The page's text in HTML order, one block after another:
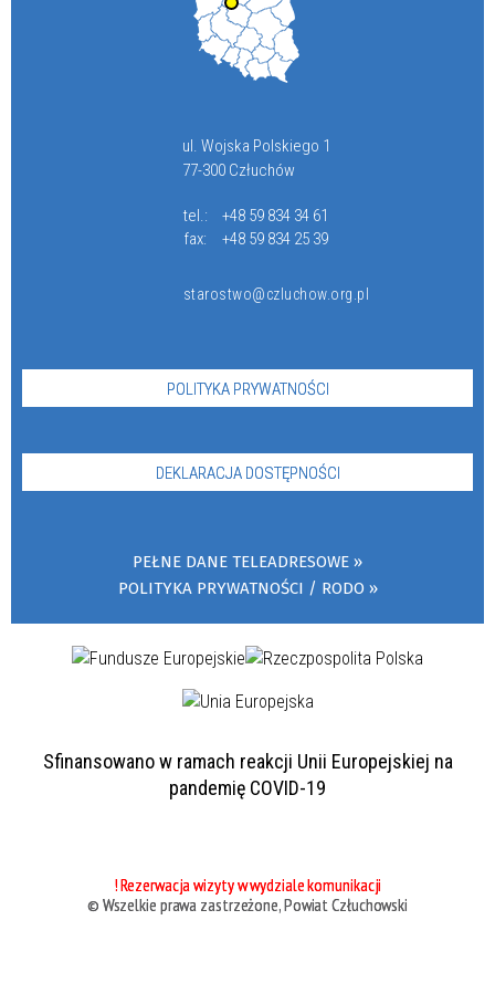
ul. Wojska Polskiego 1
77-300 Człuchów
tel.:
+48 59 834 34 61
fax:
+48 59 834 25 39
starostwo@czluchow.org.pl
POLITYKA PRYWATNOŚCI
DEKLARACJA DOSTĘPNOŚCI
PEŁNE DANE TELEADRESOWE
POLITYKA PRYWATNOŚCI / RODO
Sfinansowano w ramach reakcji Unii Europejskiej na
pandemię COVID-19
! Rezerwacja wizyty w wydziale komunikacji
© Wszelkie prawa zastrzeżone, Powiat Człuchowski